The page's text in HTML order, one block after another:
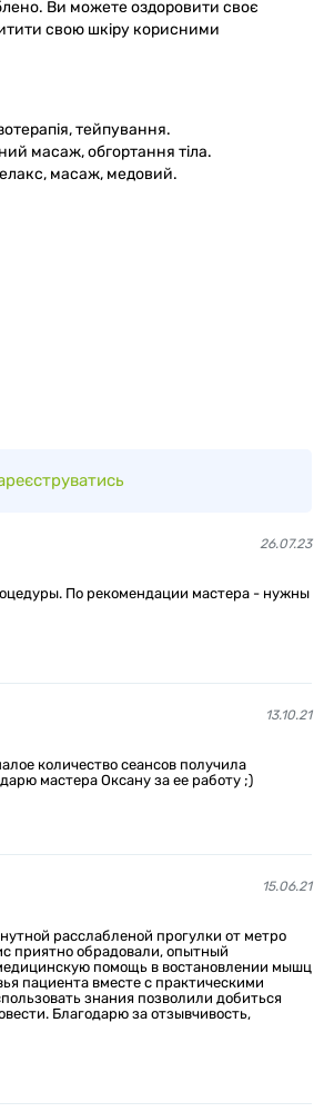
Ви можете оздоровити своє
свою шкіру корисними
тейпування.
масаж, обгортання тіла.
масаж, медовий.
26.07.23
По рекомендации мастера - нужны
13.10.21
количество сеансов получила
мастера Оксану за ее работу ;)
15.06.21
расслабленой прогулки от метро
приятно обрадовали, опытный
помощь в востановлении мышц
пациента вместе с практическими
знания позволили добиться
Благодарю за отзывчивость,